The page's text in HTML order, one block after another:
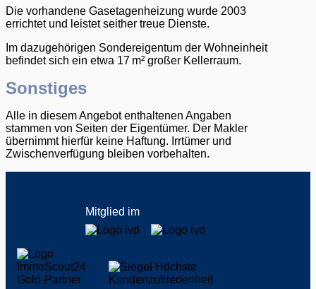
Die vorhandene Gasetagenheizung wurde 2003
errichtet und leistet seither treue Dienste.
Im dazugehörigen Sondereigentum der Wohneinheit
befindet sich ein etwa 17 m² großer Kellerraum.
Sonstiges
Alle in diesem Angebot enthaltenen Angaben
stammen von Seiten der Eigentümer. Der Makler
übernimmt hierfür keine Haftung. Irrtümer und
Zwischenverfügung bleiben vorbehalten.
Mitglied im